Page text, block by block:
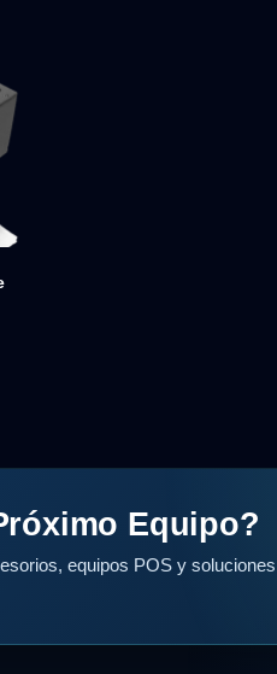
Equipo?
equipos POS y soluciones